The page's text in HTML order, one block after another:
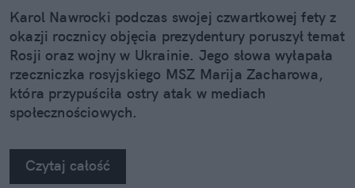
Karol Nawrocki podczas swojej czwartkowej fety z
okazji rocznicy objęcia prezydentury poruszył temat
Rosji oraz wojny w Ukrainie. Jego słowa wyłapała
rzeczniczka rosyjskiego MSZ Marija Zacharowa,
która przypuściła ostry atak w mediach
społecznościowych.
Czytaj całość